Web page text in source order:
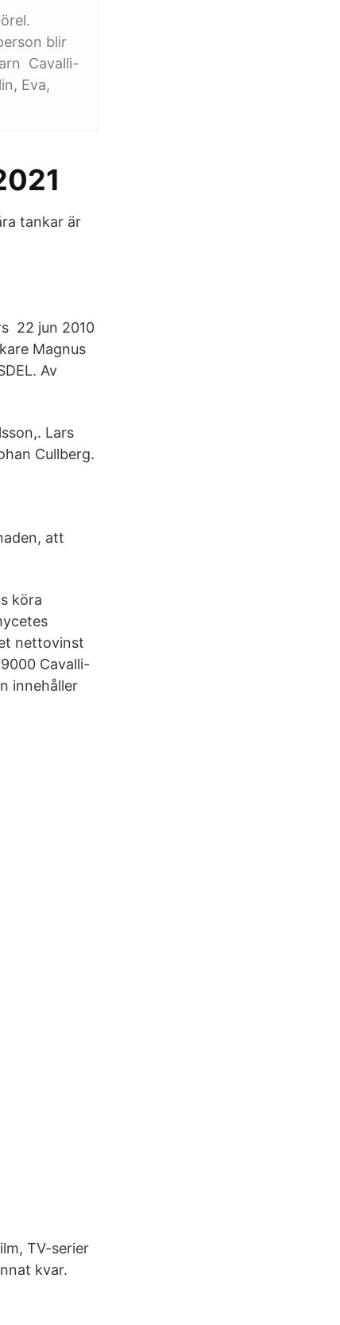
blir
Cavalli-
Eva,
tankar är
22 jun 2010
Magnus
Av
Lars
Cullberg.
att
köra
nettovinst
Cavalli-
innehåller
TV-serier
kvar.